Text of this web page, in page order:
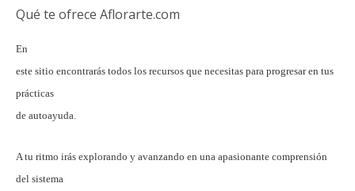
Qué te ofrece Aflorarte.com
En
este sitio encontrarás todos los recursos que necesitas para progresar en tus
prácticas
de autoayuda.
A tu ritmo irás explorando y avanzando en una apasionante comprensión
del sistema